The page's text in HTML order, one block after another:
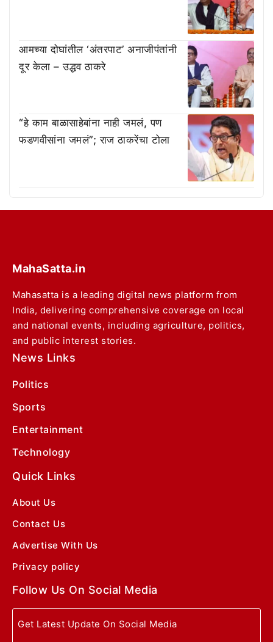
आमच्या दोघांतील ‘अंतरपाट’ अनाजीपंतांनी
दूर केला – उद्धव ठाकरे
“हे काम बाळासाहेबांना नाही जमलं, पण
फडणवीसांना जमलं”; राज ठाकरेंचा टोला
MahaSatta.in
Mahasatta is a leading digital news platform from
India, delivering comprehensive coverage on local
and national events, including agriculture, politics,
and public interest stories.
News Links
Politics
Sports
Entertainment
Technology
Quick Links
About Us
Contact Us
Advertise With Us
Privacy policy
Follow Us On Social Media
Get Latest Update On Social Media